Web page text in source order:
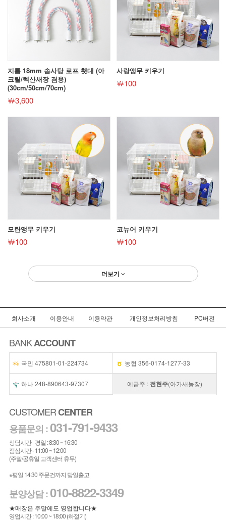
지름 18mm 솜사탕 로프 횃대 (아
크릴/렉산새장 겸용)
(30cm/50cm/70cm)
￦3,600
사랑앵무 키우기
￦100
모란앵무 키우기
￦100
코뉴어 키우기
￦100
더보기
회사소개 이용안내 이용약관 개인정보처리방침 PC버전
BANKACCOUNT
국민 475801-01-224734 농협 356-0174-1277-33
하나 248-890643-97307 예금주 : 전현주(아가새농장)
CUSTOMERCENTER
용품문의 :031-791-9433
상담시간 - 평일 : 8:30 ~ 16:30
점심시간 - 11:00 ~ 12:00
(주말/공휴일 고객센터 휴무)
※평일 14:30 주문건까지 당일출고
분양상담 :010-8822-3349
★매장은 주말에도 영업합니다★
영업시간 : 10:00 ~ 18:00 (하절기)